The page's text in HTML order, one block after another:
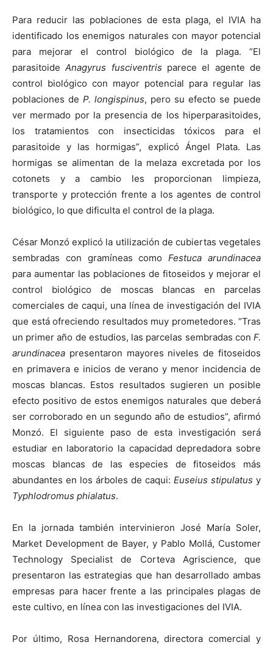
Para reducir las poblaciones de esta plaga, el IVIA ha
identificado los enemigos naturales con mayor potencial
para mejorar el control biológico de la plaga. “El
parasitoideAnagyrus fusciventris parece el agente de
control biológico con mayor potencial para regular las
poblaciones de P. longispinus, pero su efecto se puede
ver mermado por la presencia de los hiperparasitoides,
los tratamientos con insecticidas tóxicos para el
parasitoide y las hormigas”, explicó Ángel Plata. Las
hormigas se alimentan de la melaza excretada por los
cotonets y a cambio les proporcionan limpieza,
transporte y protección frente a los agentes de control
biológico, lo que dificulta el control de la plaga.
César Monzó explicó la utilización de cubiertas vegetales
sembradas con gramíneas comoFestuca arundinacea
para aumentar las poblaciones de fitoseidos y mejorar el
control biológico de moscas blancas en parcelas
comerciales de caqui, una línea de investigación del IVIA
que está ofreciendo resultados muy prometedores. “Tras
un primer año de estudios, las parcelas sembradas con F.
arundinacea presentaron mayores niveles de fitoseidos
en primavera e inicios de verano y menor incidencia de
moscas blancas. Estos resultados sugieren un posible
efecto positivo de estos enemigos naturales que deberá
ser corroborado en un segundo año de estudios”, afirmó
Monzó. El siguiente paso de esta investigación será
estudiar en laboratorio la capacidad depredadora sobre
moscas blancas de las especies de fitoseidos más
abundantes en los árboles de caqui: Euseius stipulatus y
Typhlodromus phialatus.
En la jornada también intervinieron José María Soler,
Market Development de Bayer, y Pablo Mollá, Customer
Technology Specialist de Corteva Agriscience, que
presentaron las estrategias que han desarrollado ambas
empresas para hacer frente a las principales plagas de
este cultivo, en línea con las investigaciones del IVIA.
Por último, Rosa Hernandorena, directora comercial y